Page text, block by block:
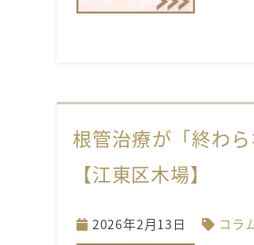
根管治療が「終わ
【江東区木場】
2026年2月13日
コラ